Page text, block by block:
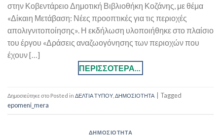
στην Κοβεντάρειο Δημοτική Βιβλιοθήκη Κοζάνης, με θέμα
«Δίκαιη Μετάβαση: Νέες προοπτικές για τις περιοχές
απολιγνιτοποίησης». Η εκδήλωση υλοποιήθηκε στο πλαίσιο
του έργου «Δράσεις αναζωογόνησης των περιοχών που
έχουν […]
Posted in ΔΕΛΤΙΑ ΤΥΠΟΥ ΔΗΜΟΣΙΟΤΗΤΑ
Tagged
epomeni_mera
ΔΗΜΟΣΙΟΤΗΤΑ